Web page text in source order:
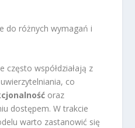
do różnych wymagań i
często współdziałają z
co
oraz
dostępem. W trakcie
warto zastanowić się